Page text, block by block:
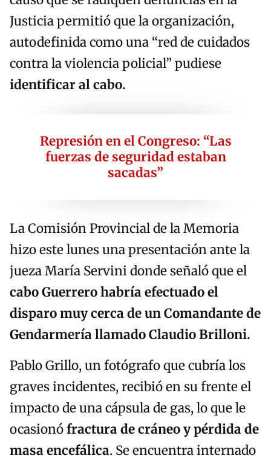
Justicia permitió que la organización,
autodefinida como una “red de cuidados
contra la violencia policial” pudiese
identificar al cabo.
Represión en el Congreso: “Las
fuerzas de seguridad estaban
sacadas”
La Comisión Provincial de la Memoria
hizo este lunes una presentación ante la
jueza María Servini donde señaló que el
cabo Guerrero habría efectuado el
disparo muy cerca de un Comandante de
Gendarmería llamado Claudio Brilloni.
Pablo Grillo, un fotógrafo que cubría los
graves incidentes, recibió en su frente el
impacto de una cápsula de gas, lo que le
ocasionófractura de cráneo y pérdida de
masa encefálica. Se encuentra internado